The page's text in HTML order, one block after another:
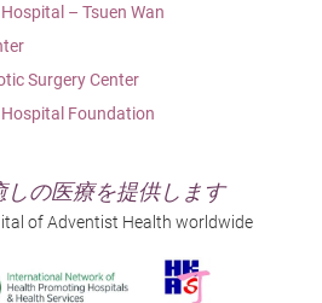
– Tsuen Wan
Surgery Center
Foundation
しの医療を提供します
of Adventist Health worldwide